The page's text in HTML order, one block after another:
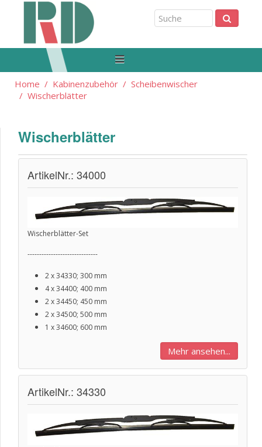
Home Kabinenzubehör
Scheibenwischer
Wischerblätter
Wischerblätter
ArtikelNr.: 34000
Wischerblätter-Set
------------------------------
2 x 34330; 300 mm
4 x 34400; 400 mm
2 x 34450; 450 mm
2 x 34500; 500 mm
1 x 34600; 600 mm
Mehr ansehen...
ArtikelNr.: 34330